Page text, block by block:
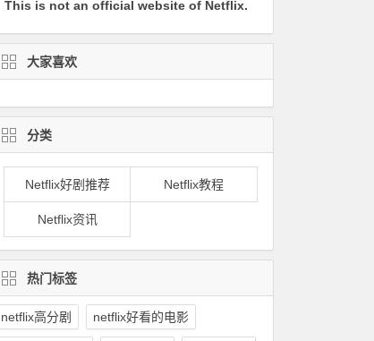
This is not an official website of Netflix.
大家喜欢
分类
Netflix好剧推荐 Netflix教程
Netflix资讯
热门标签
netflix高分剧 netflix好看的电影